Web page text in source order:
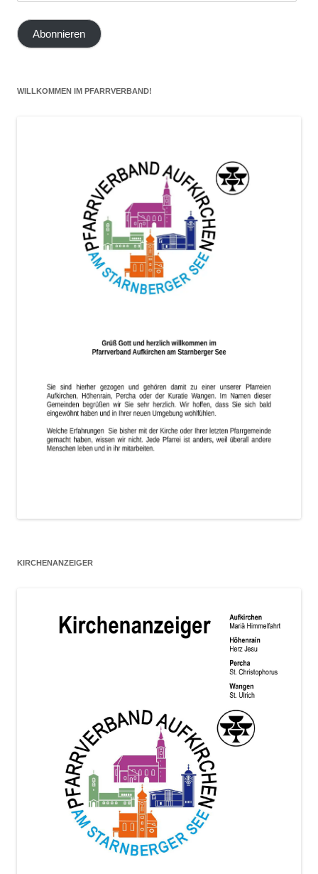
Mail-
Adresse
Abonnieren
WILLKOMMEN IM PFARRVERBAND!
KIRCHENANZEIGER